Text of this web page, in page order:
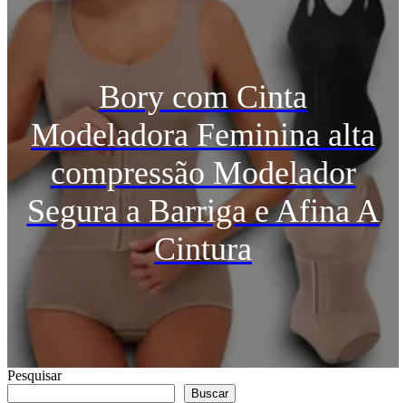
Bory com Cinta
Modeladora Feminina alta
compressão Modelador
Segura a Barriga e Afina A
Cintura
Pesquisar
Buscar